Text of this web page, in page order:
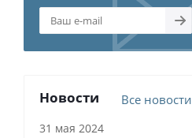
Новости Все новости
31 мая 2024